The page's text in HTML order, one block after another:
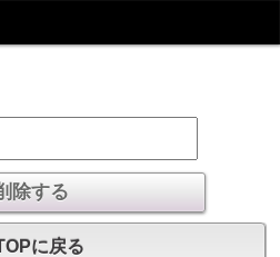
に戻る